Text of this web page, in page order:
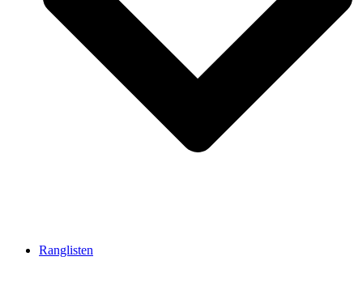
Ranglisten